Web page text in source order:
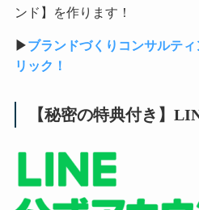
ンド】を作ります！
▶︎ブランドづくりコンサルテ
リック！
【秘密の特典付き】